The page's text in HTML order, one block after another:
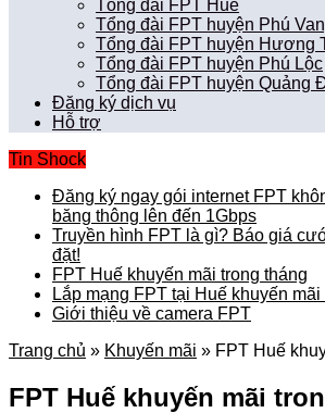
Tổng đài FPT Huế
Tổng đài FPT huyện Phú
Tổng đài FPT huyện Hương
Tổng đài FPT huyện Phú Lộc
Tổng đài FPT huyện Quảng
Đăng ký dịch vụ
Hỗ trợ
Tin Shock
Đăng ký ngay gói internet FPT
băng thông lên đến 1Gbps
Truyền hình FPT là gì? Báo giá
đặt!
FPT Huế khuyến mãi trong tháng
Lắp mạng FPT tại Huế khuyến mãi
Giới thiệu về camera FPT
Trang chủ » Khuyến mãi » FPT Huế
FPT Huế khuyến mãi